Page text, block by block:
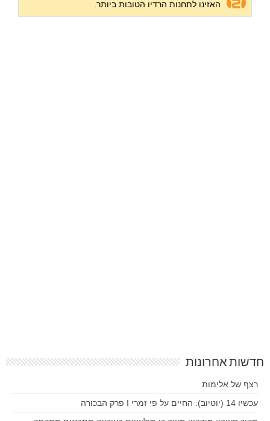
חדשות אחרונות
רצף של אלימות
עכשיו 14 (יוטיוב): החיים על פי זמרי I פרק הבכורה